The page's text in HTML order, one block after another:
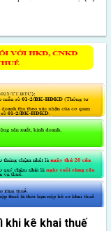
khi kê khai thuế